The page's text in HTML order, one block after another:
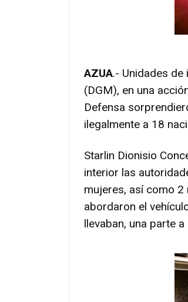
AZUA.- Unidades
(DGM), en una
Defensa
ilegalmente a 18
Starlin Dionisio
interior las
mujeres, así como
abordaron el
llevaban, una parte